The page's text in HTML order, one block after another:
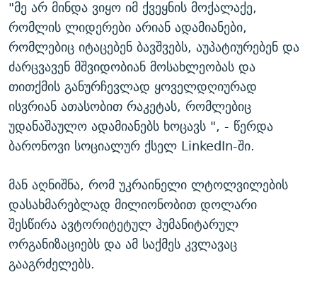
"მე არ მინდა ვიყო იმ ქვეყნის მოქალაქე,
რომლის ლიდერები არიან ადამიანები,
რომლებიც იტაცებენ ბავშვებს, აუპატიურებენ და
ძარცვავენ მშვიდობიან მოსახლეობას და
თითქმის განურჩევლად ყოველდღიურად
ისვრიან ათასობით რაკეტას, რომლებიც
უდანაშაულო ადამიანებს ხოცავს ", - წერდა
ბარონოვი სოციალურ ქსელ LinkedIn-ში.
მან აღნიშნა, რომ უკრაინელი ლტოლვილების
დასახმარებლად მილიონობით დოლარი
შესწირა ავტორიტეტულ ჰუმანიტარულ
ორგანიზაციებს და ამ საქმეს კვლავაც
გააგრძელებს.